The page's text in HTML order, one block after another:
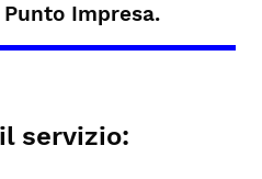
Impresa.
servizio: